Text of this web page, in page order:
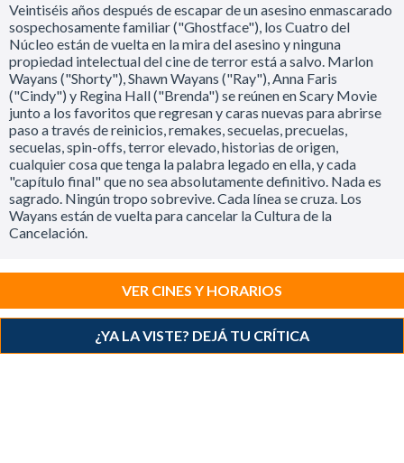
Veintiséis años después de escapar de un asesino enmascarado
sospechosamente familiar ("Ghostface"), los Cuatro del
Núcleo están de vuelta en la mira del asesino y ninguna
propiedad intelectual del cine de terror está a salvo. Marlon
Wayans ("Shorty"), Shawn Wayans ("Ray"), Anna Faris
("Cindy") y Regina Hall ("Brenda") se reúnen en Scary Movie
junto a los favoritos que regresan y caras nuevas para abrirse
paso a través de reinicios, remakes, secuelas, precuelas,
secuelas, spin-offs, terror elevado, historias de origen,
cualquier cosa que tenga la palabra legado en ella, y cada
"capítulo final" que no sea absolutamente definitivo. Nada es
sagrado. Ningún tropo sobrevive. Cada línea se cruza. Los
Wayans están de vuelta para cancelar la Cultura de la
Cancelación.
VER CINES Y HORARIOS
¿YA LA VISTE? DEJÁ TU CRÍTICA